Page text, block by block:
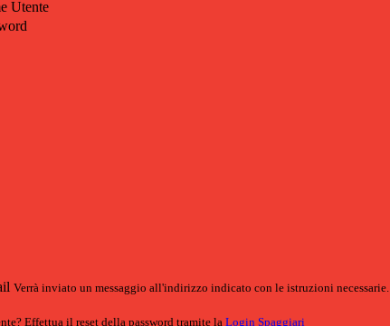
Utente
Verrà inviato un messaggio all'indirizzo indicato con le istruzioni necessarie.
Effettua il reset della password tramite la Login Spaggiari